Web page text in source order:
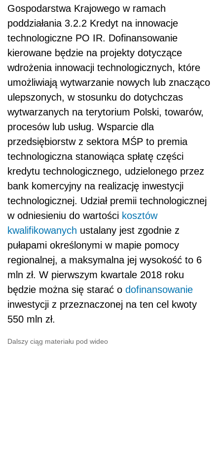
Gospodarstwa Krajowego w ramach
poddziałania 3.2.2 Kredyt na innowacje
technologiczne PO IR. Dofinansowanie
kierowane będzie na projekty dotyczące
wdrożenia innowacji technologicznych, które
umożliwiają wytwarzanie nowych lub znacząco
ulepszonych, w stosunku do dotychczas
wytwarzanych na terytorium Polski, towarów,
procesów lub usług. Wsparcie dla
przedsiębiorstw z sektora MŚP to premia
technologiczna stanowiąca spłatę części
kredytu technologicznego, udzielonego przez
bank komercyjny na realizację inwestycji
technologicznej. Udział premii technologicznej
w odniesieniu do wartości kosztów
kwalifikowanych ustalany jest zgodnie z
pułapami określonymi w mapie pomocy
regionalnej, a maksymalna jej wysokość to 6
mln zł. W pierwszym kwartale 2018 roku
będzie można się starać o dofinansowanie
inwestycji z przeznaczonej na ten cel kwoty
550 mln zł.
Dalszy ciąg materiału pod wideo